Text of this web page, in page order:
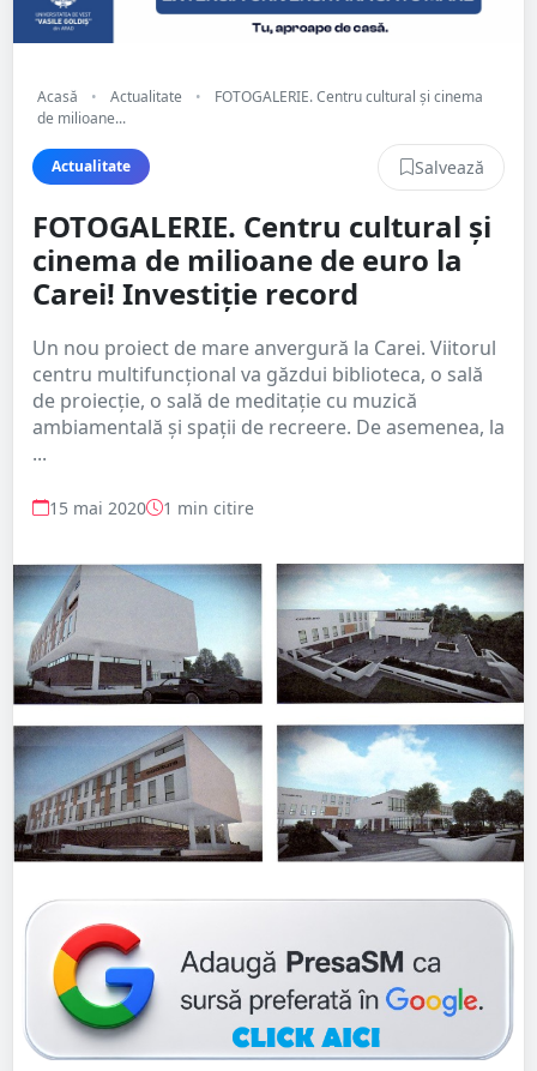
Acasă • Actualitate •
FOTOGALERIE. Centru cultural și cinema
de milioane...
Actualitate Salvează
FOTOGALERIE. Centru cultural și
cinema de milioane de euro la
Carei! Investiție record
Un nou proiect de mare anvergură la Carei. Viitorul
centru multifuncțional va găzdui biblioteca, o sală
de proiecție, o sală de meditație cu muzică
ambiamentală și spații de recreere. De asemenea, la
...
15 mai 2020 1 min citire